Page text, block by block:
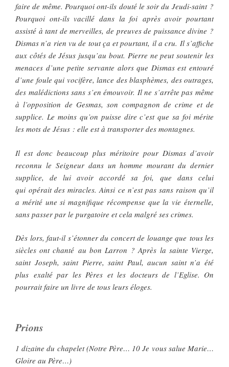
faire de même. Pourquoi ont-ils douté le soir du Jeudi-saint ?
Pourquoi ont-ils vacillé dans la foi après avoir pourtant
assisté à tant de merveilles, de preuves de puissance divine ?
Dismas n’a rien vu de tout ça et pourtant, il a cru. Il s’affiche
aux côtés de Jésus jusqu’au bout. Pierre ne peut soutenir les
menaces d’une petite servante alors que Dismas est entouré
d’une foule qui vocifère, lance des blasphèmes, des outrages,
des malédictions sans s’en émouvoir. Il ne s’arrête pas même
à l’opposition de Gesmas, son compagnon de crime et de
supplice. Le moins qu’on puisse dire c’est que sa foi mérite
les mots de Jésus : elle est à transporter des montagnes.
Il est donc beaucoup plus méritoire pour Dismas d’avoir
reconnu le Seigneur dans un homme mourant du dernier
supplice, de lui avoir accordé sa foi, que dans celui
qui opérait des miracles. Ainsi ce n’est pas sans raison qu’il
a mérité une si magnifique récompense que la vie éternelle,
sans passer par le purgatoire et cela malgré ses crimes.
Dès lors, faut-il s’étonner du concert de louange que tous les
siècles ont chanté au bon Larron ? Après la sainte Vierge,
saint Joseph, saint Pierre, saint Paul, aucun saint n’a été
plus exalté par les Pères et les docteurs de l’Eglise. On
pourrait faire un livre de tous leurs éloges.
Prions
1 dizaine du chapelet (Notre Père… 10 Je vous salue Marie…
Gloire au Père…)